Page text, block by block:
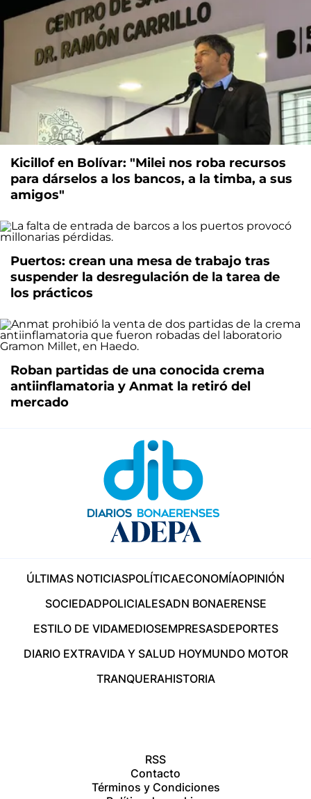
Kicillof en Bolívar: "Milei nos roba recursos
para dárselos a los bancos, a la timba, a sus
amigos"
Puertos: crean una mesa de trabajo tras
suspender la desregulación de la tarea de
los prácticos
Roban partidas de una conocida crema
antiinflamatoria y Anmat la retiró del
mercado
ÚLTIMAS NOTICIASPOLÍTICAECONOMÍAOPINIÓN
SOCIEDADPOLICIALESADN BONAERENSE
ESTILO DE VIDAMEDIOSEMPRESASDEPORTES
DIARIO EXTRAVIDA Y SALUD HOYMUNDO MOTOR
TRANQUERAHISTORIA
RSS
Contacto
Términos y Condiciones